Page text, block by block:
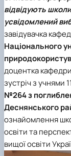
відвідують
усвідомлений
завідувачка
Національного
доцентка кафедри
зустріч з учнями
№264 з
Деснянського
ознайомлення
освіти та
вищої освіти